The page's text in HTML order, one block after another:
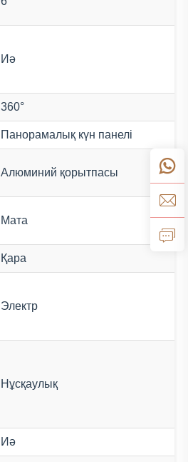
Иә
360°
Панорамалық күн панелі
Алюминий қорытпасы
Мата
Қара
Электр
Нұсқаулық
Иә